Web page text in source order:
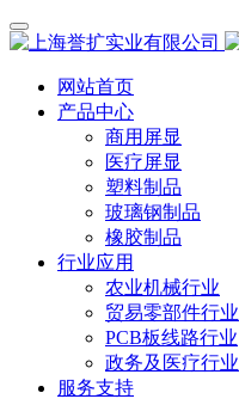
网站首页
产品中心
商用屏显
医疗屏显
塑料制品
玻璃钢制品
橡胶制品
行业应用
农业机械行业
贸易零部件行业
PCB板线路行业
政务及医疗行业
服务支持